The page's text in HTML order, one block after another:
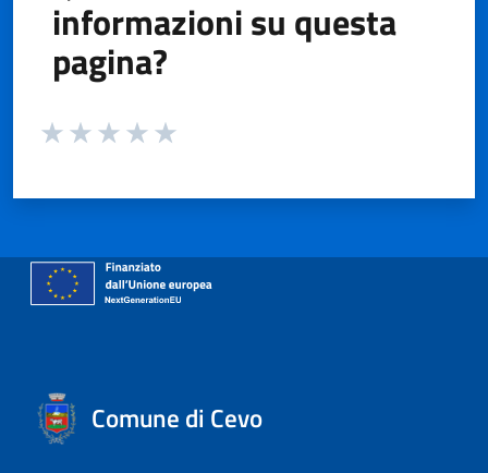
informazioni su questa
pagina?
Valuta da 1 a 5 stelle la pagina
Comune di Cevo